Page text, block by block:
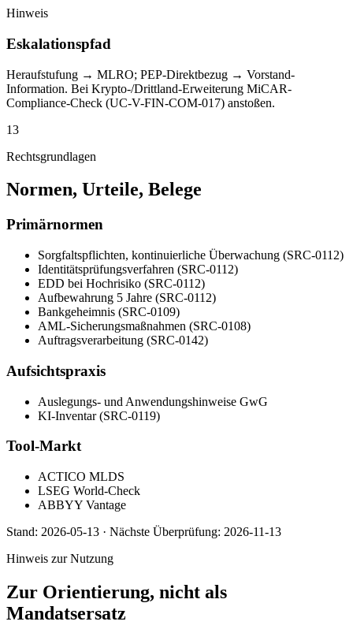
Hinweis
Eskalationspfad
Heraufstufung → MLRO; PEP-Direktbezug → Vorstand-
Information. Bei Krypto-/Drittland-Erweiterung MiCAR-
Compliance-Check (UC-V-FIN-COM-017) anstoßen.
13
Rechtsgrundlagen
Normen, Urteile, Belege
Primärnormen
Sorgfaltspflichten, kontinuierliche Überwachung (SRC-0112)
Identitätsprüfungsverfahren (SRC-0112)
EDD bei Hochrisiko (SRC-0112)
Aufbewahrung 5 Jahre (SRC-0112)
Bankgeheimnis (SRC-0109)
AML-Sicherungsmaßnahmen (SRC-0108)
Auftragsverarbeitung (SRC-0142)
Aufsichtspraxis
Auslegungs- und Anwendungshinweise GwG
KI-Inventar (SRC-0119)
Tool-Markt
ACTICO MLDS
LSEG World-Check
ABBYY Vantage
Stand: 2026-05-13 · Nächste Überprüfung: 2026-11-13
Hinweis zur Nutzung
Zur Orientierung, nicht als
Mandatsersatz